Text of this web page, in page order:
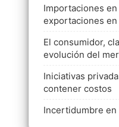
Importaciones en
exportaciones
El consumidor,
evolución del
Iniciativas
contener costos
Incertidumbre